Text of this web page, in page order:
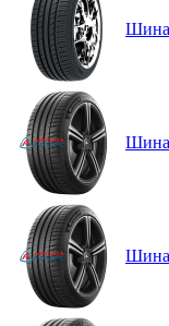
Шина
Шина
Шина